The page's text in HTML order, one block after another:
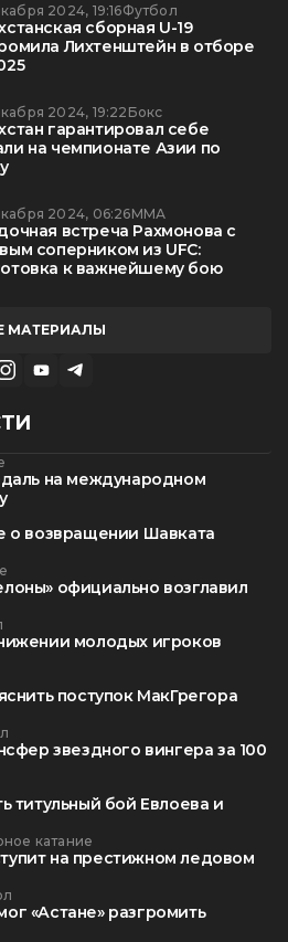
2024, 19:16Футбол
сборная U-19
Лихтенштейн в отборе
2024, 19:22 Бокс
гарантировал себе
на чемпионате Азии по
2024, 06:26ММА
встреча Рахмонова с
соперником из UFC:
к важнейшему бою
МАТЕРИАЛЫ
на международном
о возвращении Шавката
официально возглавил
молодых игроков
поступок МакГрегора
звездного вингера за 100
титульный бой Евлоева и
катание
на престижном ледовом
«Астане» разгромить